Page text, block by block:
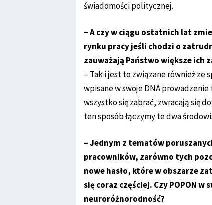
świadomości politycznej.
– A czy w ciągu ostatnich lat
rynku pracy jeśli chodzi o
zauważają Państwo większe
– Tak i jest to związane również ze
wpisane w swoje DNA
wszystko się zabrać, zwracają się
ten sposób łączymy te dwa
– Jednym z tematów
pracowników, zarówno tych
nowe hasło, które w obszarze
się coraz częściej. Czy POPON
neuroróżnorodność?